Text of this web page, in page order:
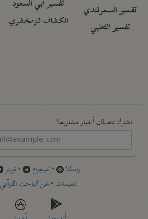
تفسير السمرقندي
تفسير الثعلبي
تفسير أبي السعود
الكشاف للزمخشري
اشترك لتصلك أخبار مشاريعنا
راسلنا •تليجرام •تويتر
تعليمات •عن الباحث القرآني